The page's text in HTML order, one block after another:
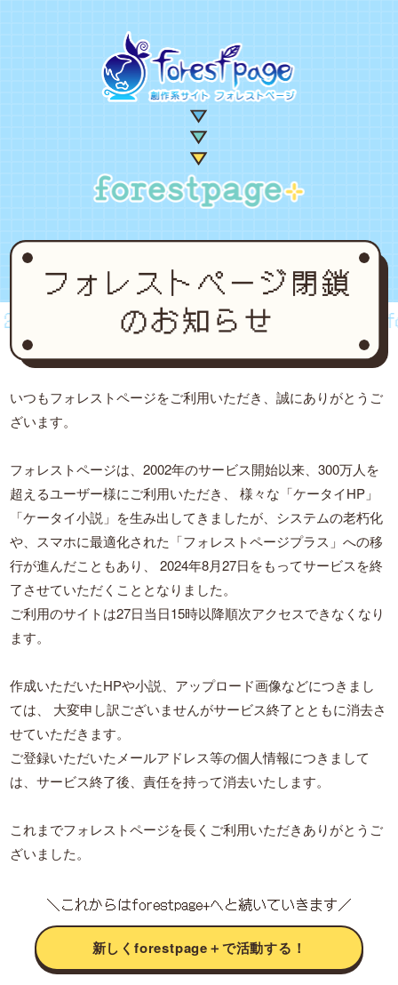
forestpage forever...2002~2024
いつもフォレストページをご利用いただき、誠にありがとうご
ざいます。
フォレストページは、2002年のサービス開始以来、300万人を
超えるユーザー様にご利用いただき、
様々な「ケータイHP」
「ケータイ小説」を生み出してきましたが、システムの老朽化
や、スマホに最適化された「フォレストページプラス」への移
行が進んだこともあり、
2024年8月27日をもってサービスを終
了させていただくこととなりました。
ご利用のサイトは27日当日15時以降順次アクセスできなくなり
ます。
作成いただいたHPや小説、アップロード画像などにつきまし
ては、
大変申し訳ございませんがサービス終了とともに消去さ
せていただきます。
ご登録いただいたメールアドレス等の個人情報につきまして
は、サービス終了後、責任を持って消去いたします。
これまでフォレストページを長くご利用いただきありがとうご
ざいました。
＼これからはforestpage+へと続いていきます／
新しくforestpage＋で活動する！